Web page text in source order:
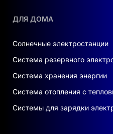
ДЛЯ ДОМА
Солнечные электростанции
Система резервного
Система хранения энергии
Система отопления с
Системы для зарядки